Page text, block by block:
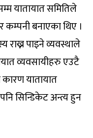
यातायात समितिले
कम्पनी बनाएका थिए ।
पाइने व्यवस्थाले
व्यवसायीहरु एउटै
यातायात
सिन्डिकेट अन्त्य हुन